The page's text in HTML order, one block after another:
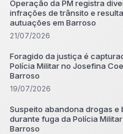
Operação da PM registra
infrações de trânsito e resulta
autuações em Barroso
21/07/2026
Foragido da justiça é
Polícia Militar no Josefina
Barroso
19/07/2026
Suspeito abandona drogas e
durante fuga da Polícia Militar
Barroso